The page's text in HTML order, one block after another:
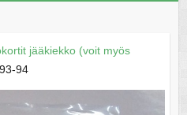
jääkiekko (voit myös
94